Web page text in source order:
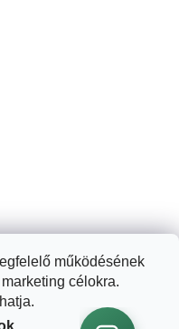
működésének
célokra.